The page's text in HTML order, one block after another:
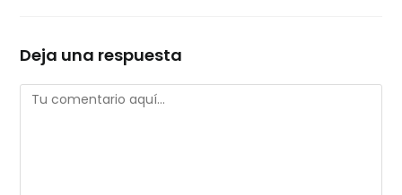
Deja una respuesta
Comentario